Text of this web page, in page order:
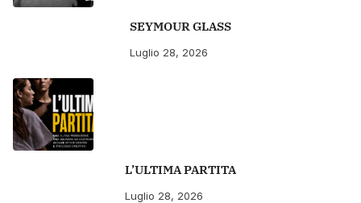
SEYMOUR GLASS
Luglio 28, 2026
L’ULTIMA PARTITA
Luglio 28, 2026